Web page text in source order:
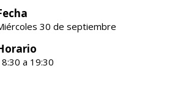
30 de septiembre
a 19:30